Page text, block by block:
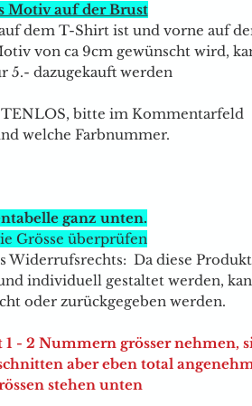
Motiv auf der Brust
dem T-Shirt ist und vorne auf
von ca 9cm gewünscht wird,
5.- dazugekauft werden
bitte im Kommentarfeld
welche Farbnummer.
ganz unten.
Grösse überprüfen
Widerrufsrechts: Da diese
individuell gestaltet werden,
oder zurückgegeben werden.
- 2 Nummern grösser nehmen,
aber eben total
stehen unten